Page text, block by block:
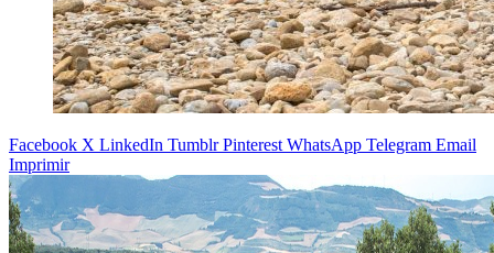
Facebook X LinkedIn Tumblr Pinterest WhatsApp Telegram Email
Imprimir